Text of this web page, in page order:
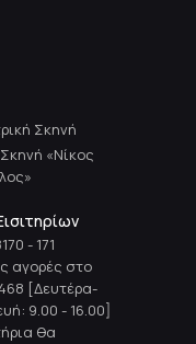
Σκηνή
«Νίκος
- 171
αγορές στο
[Δευτέρα-
9.00 - 16.00]
θα